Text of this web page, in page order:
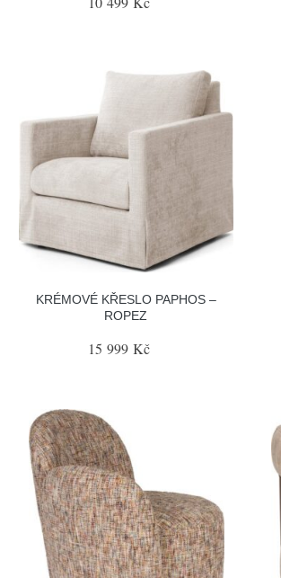
KRÉMOVÉ KŘESLO PAPHOS –
ROPEZ
15 999 Kč